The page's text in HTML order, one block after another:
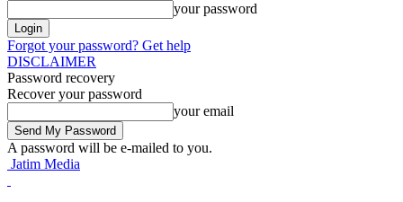
your password
Forgot your password? Get help
DISCLAIMER
Password recovery
Recover your password
your email
A password will be e-mailed to you.
Jatim Media